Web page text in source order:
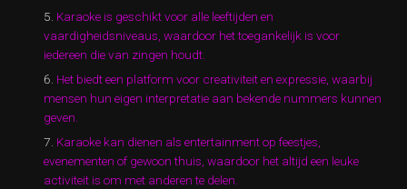
Karaoke is geschikt voor alle leeftijden en
vaardigheidsniveaus, waardoor het toegankelijk is voor
iedereen die van zingen houdt.
Het biedt een platform voor creativiteit en expressie, waarbij
mensen hun eigen interpretatie aan bekende nummers kunnen
geven.
Karaoke kan dienen als entertainment op feestjes,
evenementen of gewoon thuis, waardoor het altijd een leuke
activiteit is om met anderen te delen.